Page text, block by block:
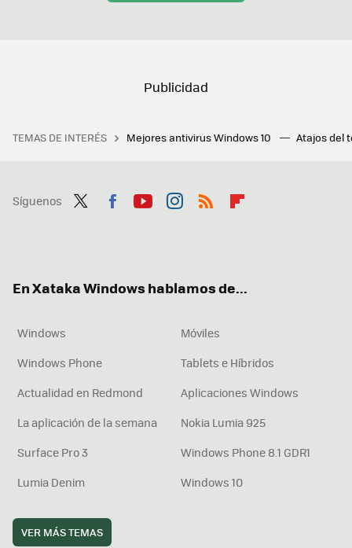
TEMAS DE INTERÉS Mejores antivirus Windows 10 Atajos del
Síguenos
En Xataka Windows hablamos de...
Windows
Móviles
Windows Phone
Tablets e Híbridos
Actualidad en Redmond
Aplicaciones Windows
La aplicación de la semana
Nokia Lumia 925
Surface Pro 3
Windows Phone 8.1 GDR1
Lumia Denim
Windows 10
VER MÁS TEMAS